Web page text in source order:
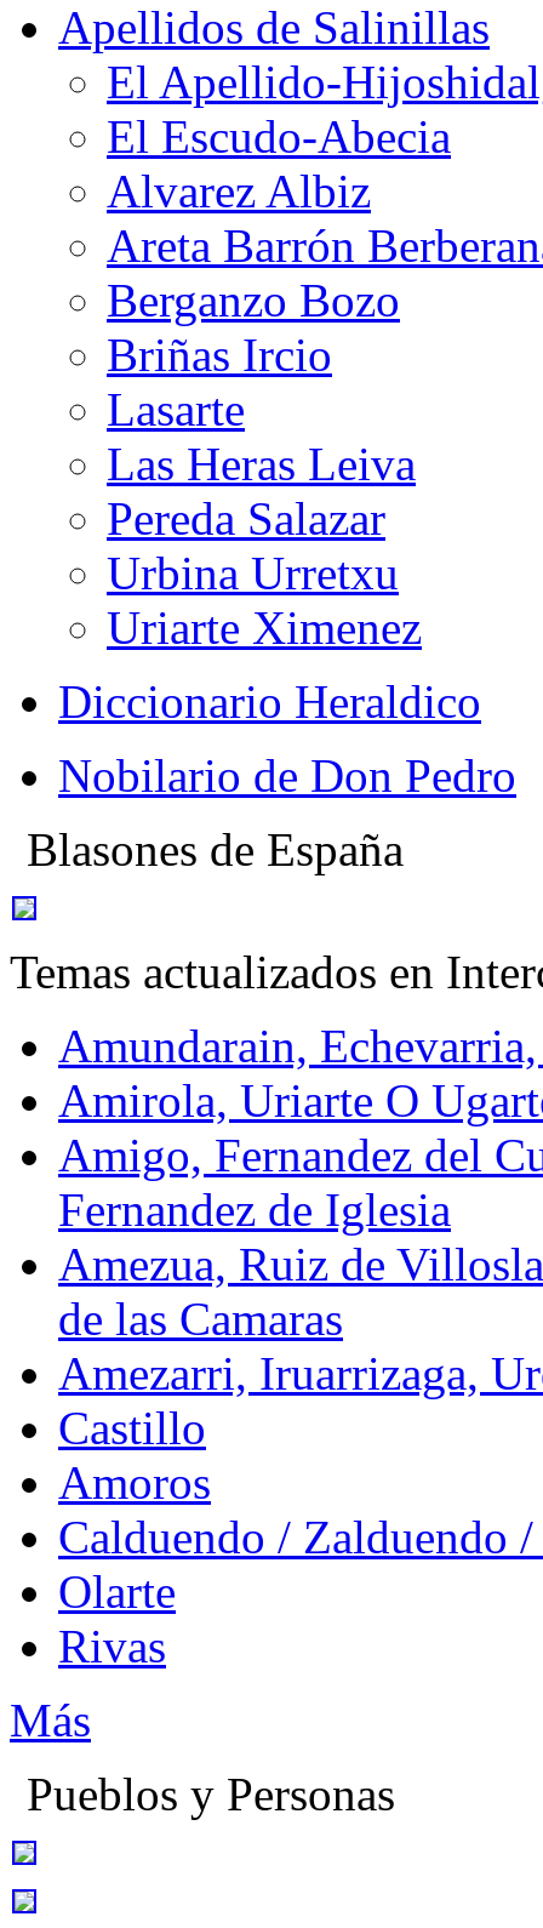
Apellidos de Salinillas
El Apellido-
El Escudo-Abecia
Alvarez Albiz
Areta Barrón
Berganzo Bozo
Briñas Ircio
Lasarte
Las Heras Leiva
Pereda Salazar
Urbina Urretxu
Uriarte Ximenez
Diccionario Heraldico
Nobilario de Don Pedro
Blasones de España
Temas actualizados en
Amundarain,
Amirola, Uriarte O
Amigo, Fernandez del
Fernandez de Iglesia
Amezua, Ruiz de
de las Camaras
Amezarri, Iruarrizaga,
Castillo
Amoros
Calduendo / Zalduendo
Olarte
Rivas
Más
Pueblos y Personas